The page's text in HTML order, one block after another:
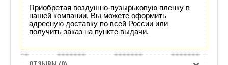
Приобретая воздушно-пузырьковую пленку в
нашей компании, Вы можете оформить
адресную доставку по всей России или
получить заказ на пункте выдачи.